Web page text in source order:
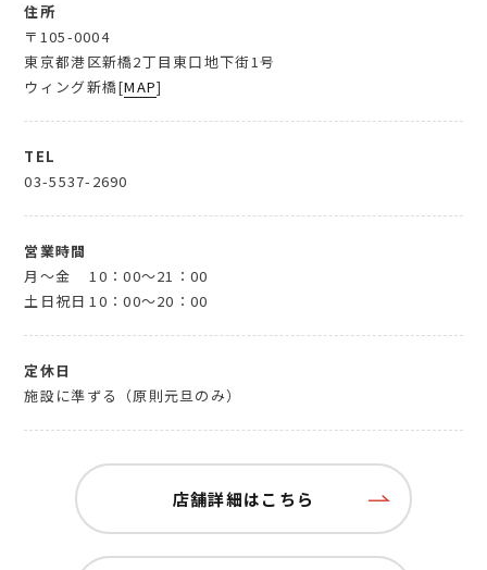
住所
〒105-0004
東京都港区新橋2丁目東口地下街1号
ウィング新橋[MAP]
TEL
03-5537-2690
営業時間
月～金
10：00～21：00
土日祝日 10：00～20：00
定休日
施設に準ずる（原則元旦のみ）
店舗詳細はこちら